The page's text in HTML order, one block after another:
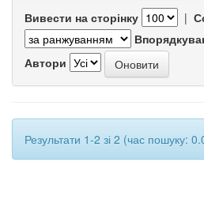
Вивести на сторінку |
Автори
Результати 1-2 зі 2 (час пошуку: